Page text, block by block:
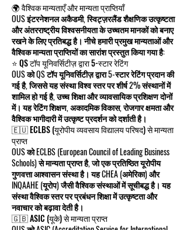
🌍 वैश्विक मान्यताएँ और मान्यता प्राप्तियाँ
OUS इंटरनेशनल अकैडमी, स्विट्ज़रलैंड शैक्षणिक उत्कृष्टता
और अंतरराष्ट्रीय विश्वसनीयता के उच्चतम मानकों को बनाए
रखने के लिए प्रतिबद्ध है। नीचे हमारी प्रमुख मान्यताओं और
वैश्विक मान्यता प्राप्तियों का सारांश प्रस्तुत किया गया है:
⭐ QS टॉप यूनिवर्सिटीज़ द्वारा 5-स्टार रेटिंग
OUS को QS टॉप यूनिवर्सिटीज़ द्वारा 5-स्टार रेटिंग प्रदान की
गई है, जिससे यह संस्था विश्व स्तर पर शीर्ष 2% संस्थानों में
शामिल हो गई है, उच्च शिक्षा और व्यावसायिक प्रशिक्षण दोनों
में। यह रेटिंग शिक्षण, अकादमिक विकास, रोजगार क्षमता और
वैश्विक भागीदारी में उत्कृष्ट प्रदर्शन को दर्शाती है।
🇪🇺 ECLBS (यूरोपीय व्यवसाय विद्यालय परिषद) से मान्यता
प्राप्त
OUS को ECLBS (European Council of Leading Business
Schools) से मान्यता प्राप्त है, जो एक प्रतिष्ठित यूरोपीय
गुणवत्ता आश्वासन संस्था है। यह CHEA (अमेरिका) और
INQAAHE (यूरोप) जैसी वैश्विक संस्थाओं में सूचीबद्ध है। यह
संस्था वैश्विक स्तर पर प्रबंधन शिक्षा में उत्कृष्टता और
नवाचार को बढ़ावा देती है।
🇬🇧 ASIC (यूके) से मान्यता प्राप्त